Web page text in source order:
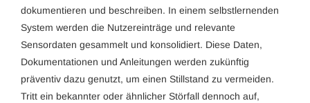
dokumentieren und beschreiben. In einem selbstlernenden
System werden die Nutzereinträge und relevante
Sensordaten gesammelt und konsolidiert. Diese Daten,
Dokumentationen und Anleitungen werden zukünftig
präventiv dazu genutzt, um einen Stillstand zu vermeiden.
Tritt ein bekannter oder ähnlicher Störfall dennoch auf,